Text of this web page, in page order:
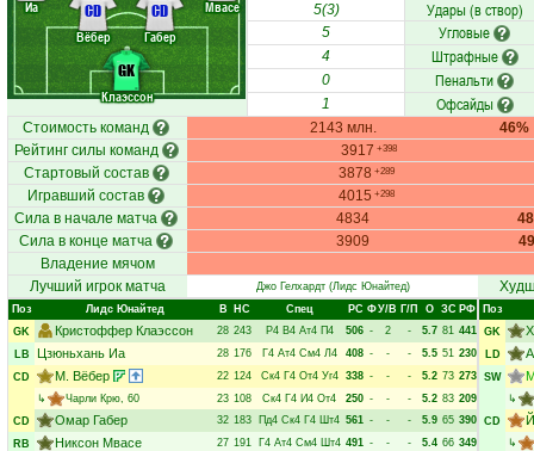
Клаэссон
Иа
Вёбер
Габер
Мвасе
GK
CD
CD 5(3) Удары (в створ)
5 Угловые
4 Штрафные
0 Пенальти
1 Офсайды
Стоимость команд 2143 млн.
46%
Рейтинг силы команд
3917 +398
Стартовый состав 3878 +289
Игравший состав 4015 +298
Сила в начале матча 4834
Сила в конце матча
3909
Владение мячом
Лучший игрок матча
Джо Гелхардт(Лидс Юнайтед)
Поз Лидс Юнайтед В НC Спец РC ФУ/В Г/П О ЗС РФ
GK
Кристоффер Клаэссон 28 243 Р4 В4 Ат4 П4 506 - 2 - 5.7 81 441
LB
Цзюньхань Иа 28 176 Г4 Ат4 См4 Л4 408 - - - 5.5 51 230
CD
М. Вёбер 22 124 Ск4 Г4 От4 Уг4 338 - - - 5.2 73 273
↳
Чарли Крю, 60 23 108 Ск4 Г4 И4 От4 250 - - - 5.2 83 209
CD
Омар Габер 32 183 Пд4 Ск4 Г4 Шт4 561 - - - 5.9 65 390
RB
Никсон Мвасе 27 191 Г4 Ат4 См4 Шт4 491 - - - 5.4 66 349
Поз
GK
LD
SW
↳
CD
↳